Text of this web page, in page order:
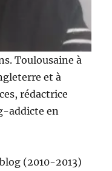
Toulousaine à
et à
rédactrice
addicte en
(2010-2013)